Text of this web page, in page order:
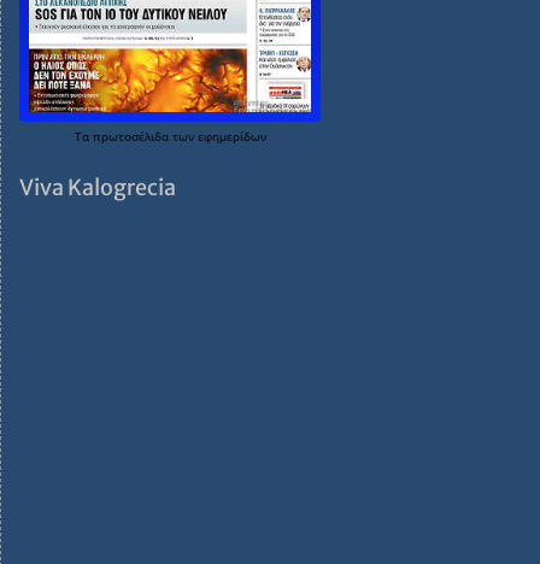
Τα πρωτοσέλιδα των εφημερίδων
Viva Kalogrecia